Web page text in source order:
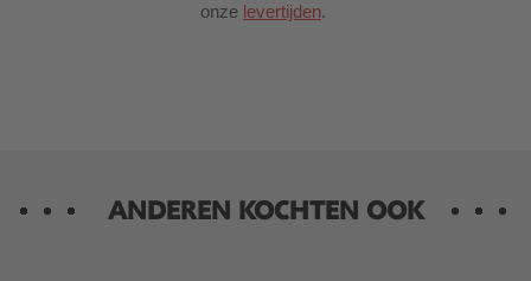
onze levertijden.
ANDEREN KOCHTEN OOK